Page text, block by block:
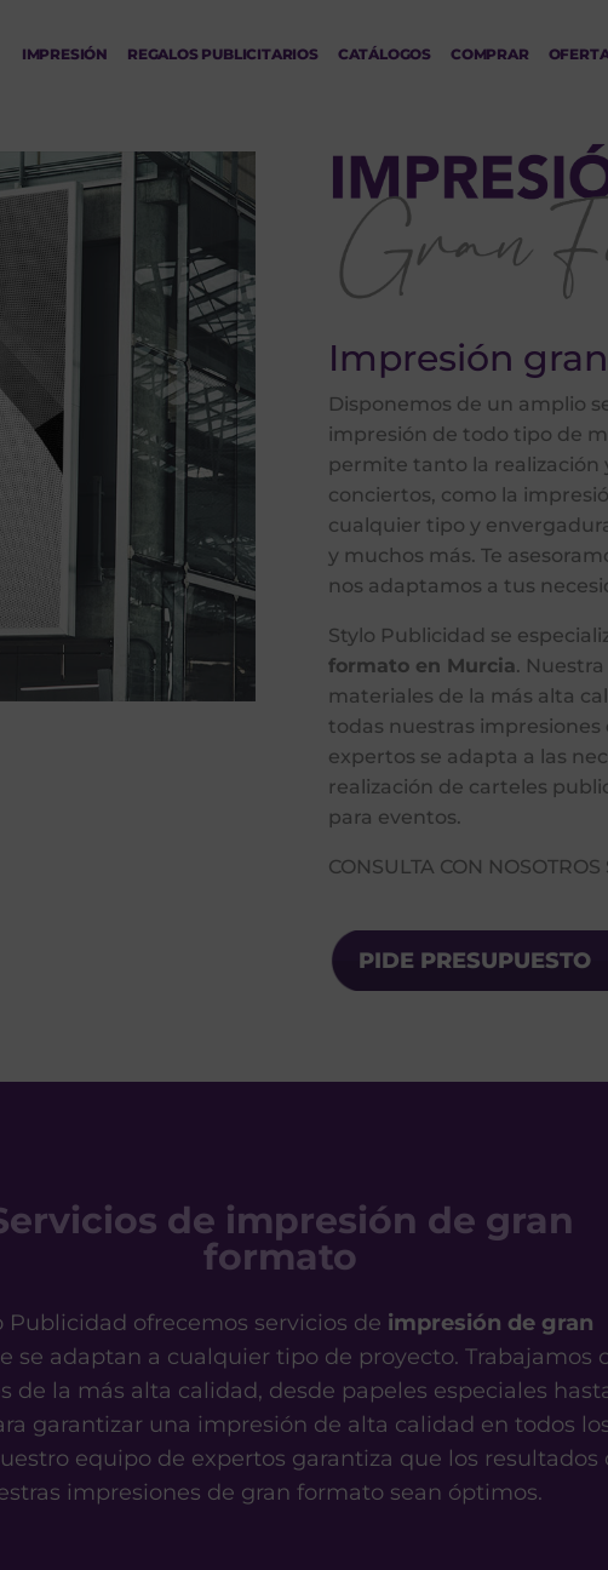
IMPRESIÓN REGALOS PUBLICITARIOS CATÁLOGOS COMPRAR
Impresión
Disponemos de un amplio
impresión de todo tipo de
permite tanto la realización
conciertos, como la
cualquier tipo y
y muchos más. Te
nos adaptamos a tus
Stylo Publicidad se
formato en Murcia.
materiales de la más alta
todas nuestras
expertos se adapta a las
realización de carteles
para eventos.
CONSULTA CON
PIDE PRESUPUESTO
de impresión de gran
formato
Publicidad ofrecemos servicios de impresión de gran
se adaptan a cualquier tipo de proyecto. Trabajamos
de la más alta calidad, desde papeles especiales
garantizar una impresión de alta calidad en todos
equipo de expertos garantiza que los resultados
impresiones de gran formato sean óptimos.